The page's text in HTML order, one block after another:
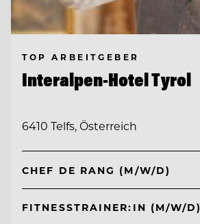
TOP ARBEITGEBER
Interalpen-Hotel Tyrol
6410 Telfs, Österreich
CHEF DE RANG (M/W/D)
FITNESSTRAINER:IN (M/W/D)